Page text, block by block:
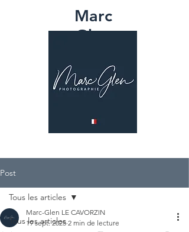
Marc
Glen
Post
Tous les articles
Tous les articles
Marc-Glen LE CAVORZIN
19 sept. 2025 2 min de lecture